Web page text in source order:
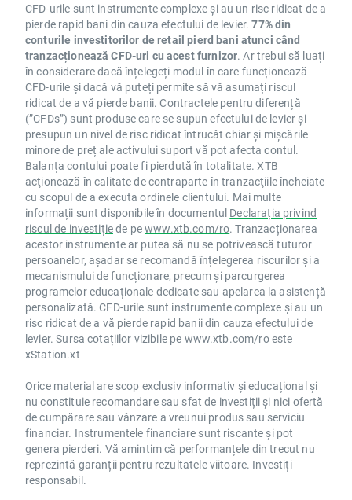
CFD-urile sunt instrumente complexe și au un risc ridicat de a
pierde rapid bani din cauza efectului de levier.77% din
conturile investitorilor de retail pierd bani atunci când
tranzacționează CFD-uri cu acest furnizor. Ar trebui să luați
în considerare dacă înțelegeți modul în care funcționează
CFD-urile și dacă vă puteți permite să vă asumați riscul
ridicat de a vă pierde banii. Contractele pentru diferență
(”CFDs”) sunt produse care se supun efectului de levier și
presupun un nivel de risc ridicat întrucât chiar și mișcările
minore de preț ale activului suport vă pot afecta contul.
Balanța contului poate fi pierdută în totalitate. XTB
acţionează în calitate de contraparte în tranzacţiile încheiate
cu scopul de a executa ordinele clientului. Mai multe
informații sunt disponibile în documentul Declarația privind
riscul de investițiede pewww.xtb.com/ro. Tranzacționarea
acestor instrumente ar putea să nu se potrivească tuturor
persoanelor, așadar se recomandă înțelegerea riscurilor și a
mecanismului de funcționare, precum și parcurgerea
programelor educaționale dedicate sau apelarea la asistență
personalizată. CFD-urile sunt instrumente complexe și au un
risc ridicat de a vă pierde rapid banii din cauza efectului de
levier. Sursa cotațiilor vizibile pe www.xtb.com/roeste
xStation.xt
Orice material are scop exclusiv informativ și educațional și
nu constituie recomandare sau sfat de investiții și nici ofertă
de cumpărare sau vânzare a vreunui produs sau serviciu
financiar. Instrumentele financiare sunt riscante și pot
genera pierderi. Vă amintim că performanțele din trecut nu
reprezintă garanții pentru rezultatele viitoare. Investiți
responsabil.